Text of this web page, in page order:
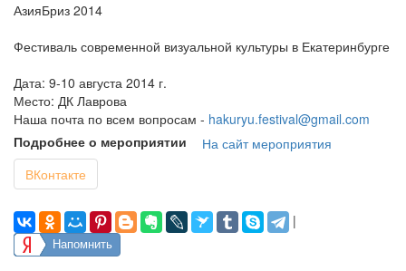
АзияБриз 2014
Фестиваль современной визуальной культуры в Екатеринбурге
Дата: 9-10 августа 2014 г.
Место: ДК Лаврова
Наша почта по всем вопросам - hakuryu.festival@gmail.com
Подробнее о мероприятии
На сайт мероприятия
ВКонтакте
|
Напомнить